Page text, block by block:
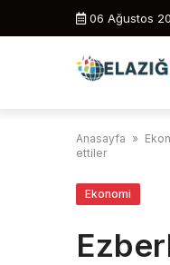
06 Ağustos
Anasayfa »
ettiler
Ekonomi